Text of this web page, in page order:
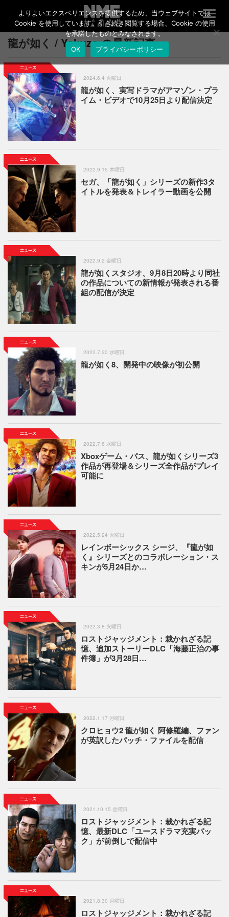
T
o
g
v
i
o
龍が如く / Yakuza の最新記事
2024.6.4 火曜日
龍が如く、実写ドラマがアマゾン・プラ
イム・ビデオで10月25日より配信決定
2022.9.15 木曜日
セガ、「龍が如く」シリーズの新作3タ
イトルを発表＆トレイラー動画を公開
2022.9.2 金曜日
龍が如くスタジオ、9月8日20時より同社
の作品についての新情報が発表される番
組の配信が決定
2022.7.20 水曜日
龍が如く8、開発中の映像が初公開
2022.7.6 水曜日
Xboxゲーム・パス、龍が如くシリーズ3
作品が再登場＆シリーズ全作品がプレイ
可能に
2022.5.24 火曜日
レインボーシックス シージ、『龍が如
く』シリーズとのコラボレーション・ス
キンが5月24日か…
2022.3.8 火曜日
ロストジャッジメント：裁かれざる記
憶、追加ストーリーDLC「海藤正治の事
件簿」が3月28日…
2022.1.17 月曜日
クロヒョウ2 龍が如く 阿修羅編、ファン
が英訳したパッチ・ファイルを配信
2021.10.15 金曜日
ロストジャッジメント：裁かれざる記
憶、最新DLC「ユースドラマ充実パッ
ク」が前倒しで配信中
2021.8.30 月曜日
ロストジャッジメント：裁かれざる記
よりよいエクスペリエンスを提供するため、当ウェブサイトでは
Cookie を使用しています。引き続き閲覧する場合、Cookie の使用
を承諾したものとみなされます。
OK
プライバシーポリシー